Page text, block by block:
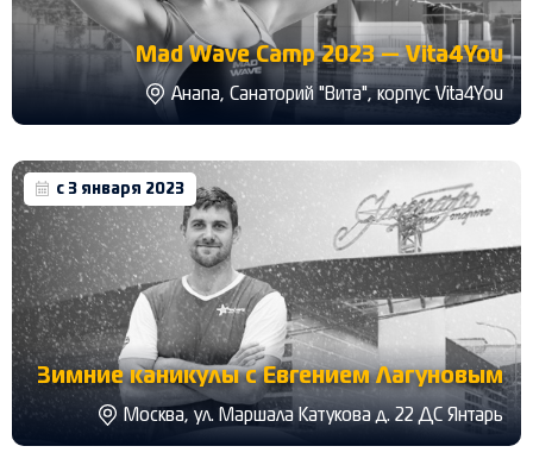
Mad Wave Camp 2023 — Vita4You
Анапа, Санаторий "Вита", корпус Vita4You
с 3 января 2023
Зимние каникулы с Евгением Лагуновым
Москва, ул. Маршала Катукова д. 22 ДС Янтарь